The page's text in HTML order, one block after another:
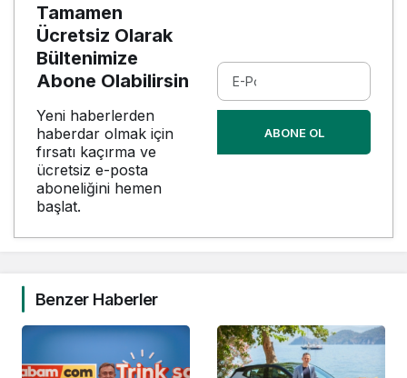
Tamamen
Ücretsiz Olarak
Bültenimize
Abone Olabilirsin
Yeni haberlerden
haberdar olmak için
fırsatı kaçırma ve
ücretsiz e-posta
aboneliğini hemen
başlat.
ABONE OL
Benzer Haberler